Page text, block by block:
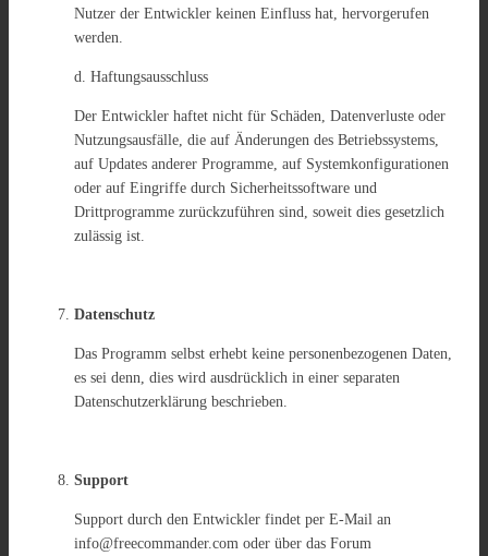
Nutzer der Entwickler keinen Einfluss hat, hervorgerufen
werden.
d. Haftungsausschluss
Der Entwickler haftet nicht für Schäden, Datenverluste oder
Nutzungsausfälle, die auf Änderungen des Betriebssystems,
auf Updates anderer Programme, auf Systemkonfigurationen
oder auf Eingriffe durch Sicherheitssoftware und
Drittprogramme zurückzuführen sind, soweit dies gesetzlich
zulässig ist.
Datenschutz
Das Programm selbst erhebt keine personenbezogenen Daten,
es sei denn, dies wird ausdrücklich in einer separaten
Datenschutzerklärung beschrieben.
Support
Support durch den Entwickler findet per E-Mail an
info@freecommander.com oder über das Forum